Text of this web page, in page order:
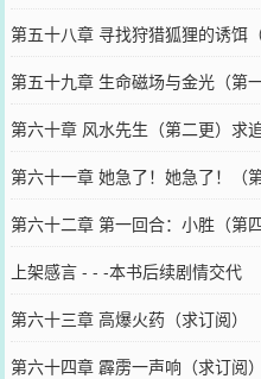
第五十八章 寻找狩猎狐狸的诱饵
第五十九章 生命磁场与金光（第一
第六十章 风水先生（第二更）求
第六十一章 她急了！她急了！（第
第六十二章 第一回合：小胜（第四
上架感言 - - -本书后续剧情交代
第六十三章 高爆火药（求订阅）
第六十四章 霹雳一声响（求订阅）